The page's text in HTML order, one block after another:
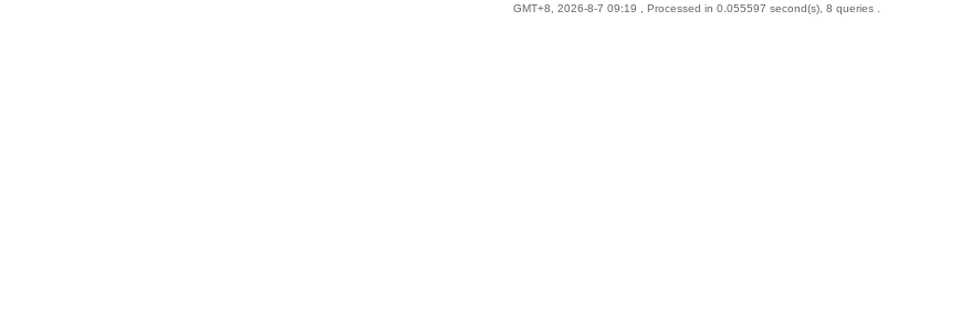
GMT+8, 2026-8-7 09:19 , Processed in 0.055597 second(s), 8 queries .